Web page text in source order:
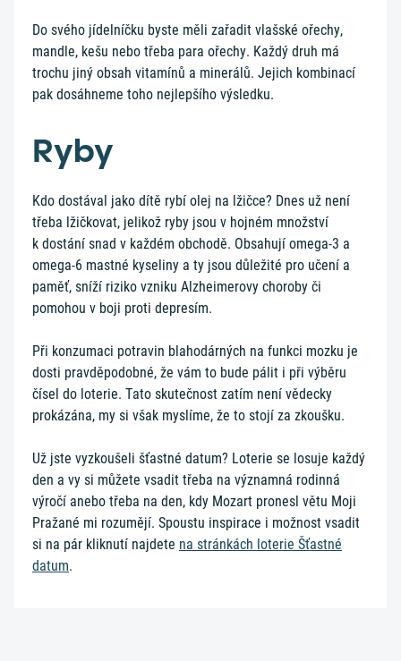
Do svého jídelníčku byste měli zařadit vlašské ořechy,
mandle, kešu nebo třeba para ořechy. Každý druh má
trochu jiný obsah vitamínů a minerálů. Jejich kombinací
pak dosáhneme toho nejlepšího výsledku.
Ryby
Kdo dostával jako dítě rybí olej na lžičce? Dnes už není
třeba lžičkovat, jelikož ryby jsou v hojném množství
k dostání snad v každém obchodě. Obsahují omega-3 a
omega-6 mastné kyseliny a ty jsou důležité pro učení a
paměť, sníží riziko vzniku Alzheimerovy choroby či
pomohou v boji proti depresím.
Při konzumaci potravin blahodárných na funkci mozku je
dosti pravděpodobné, že vám to bude pálit i při výběru
čísel do loterie. Tato skutečnost zatím není vědecky
prokázána, my si však myslíme, že to stojí za zkoušku.
Už jste vyzkoušeli šťastné datum? Loterie se losuje každý
den a vy si můžete vsadit třeba na významná rodinná
výročí anebo třeba na den, kdy Mozart pronesl větu Moji
Pražané mi rozumějí. Spoustu inspirace i možnost vsadit
si na pár kliknutí najdete na stránkách loterie Šťastné
datum.